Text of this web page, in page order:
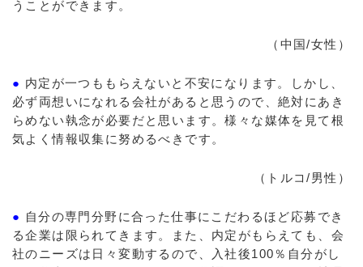
うことができます。
（中国/女性）
● 内定が一つももらえないと不安になります。しかし、
必ず両想いになれる会社があると思うので、絶対にあき
らめない執念が必要だと思います。様々な媒体を見て根
気よく情報収集に努めるべきです。
（トルコ/男性）
● 自分の専門分野に合った仕事にこだわるほど応募でき
る企業は限られてきます。また、内定がもらえても、会
社のニーズは日々変動するので、入社後100％自分がし